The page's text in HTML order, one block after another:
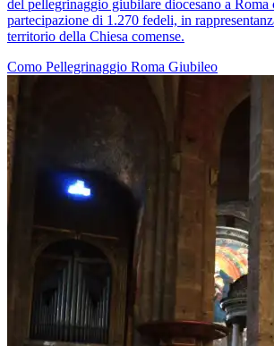
del pellegrinaggio giubilare diocesano a Roma
partecipazione di 1.270 fedeli, in
territorio della Chiesa comense.
Como Pellegrinaggio Roma Giubileo